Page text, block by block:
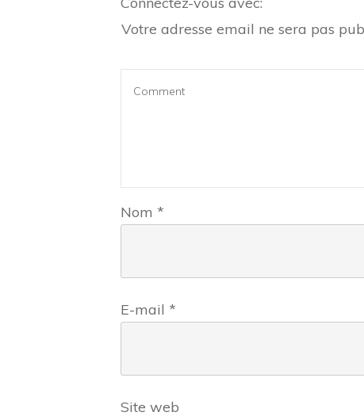
Votre adresse email ne sera pas
Nom *
E-mail *
Site web